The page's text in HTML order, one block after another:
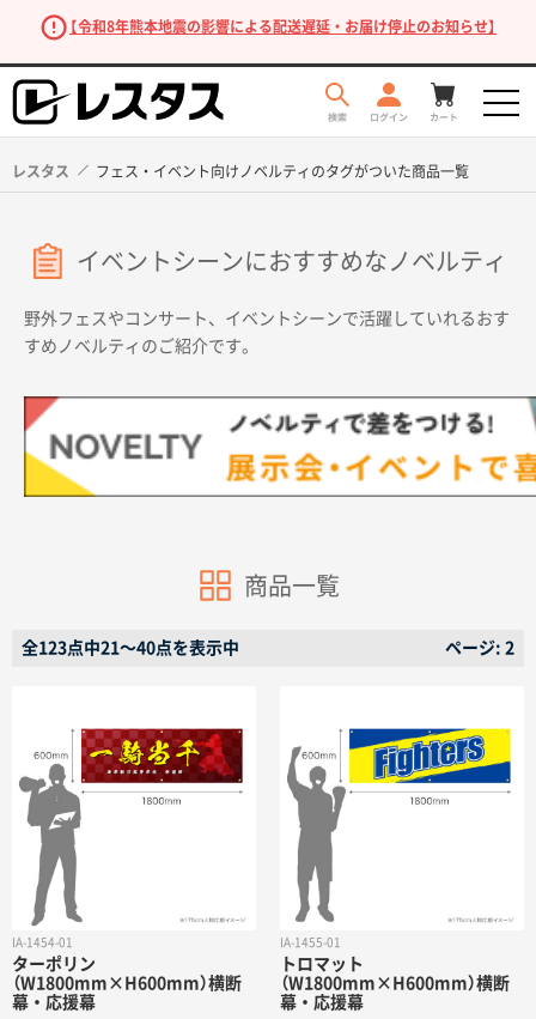
【令和8年熊本地震の影響による配送遅延・お届け停止のお知らせ】
商品を探す
ターゲットから探す
目的・シーンから探す
イベントから探す
印刷色から探す
レスタス フェス・イベント向けノベルティのタグがついた商品一覧
イベントシーンにおすすめなノベルティ
野外フェスやコンサート、イベントシーンで活躍していれるおす
すめノベルティのご紹介です。
商品一覧
全123点中21〜40点を表示中 ページ: 2
IA-1454-01
ターポリン
（W1800mm×H600mm）横断
幕・応援幕
IA-1455-01
トロマット
（W1800mm×H600mm）横断
幕・応援幕